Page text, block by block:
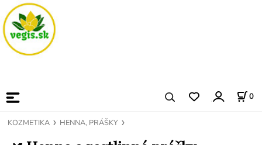
0
KOZMETIKA HENNA, PRÁŠKY